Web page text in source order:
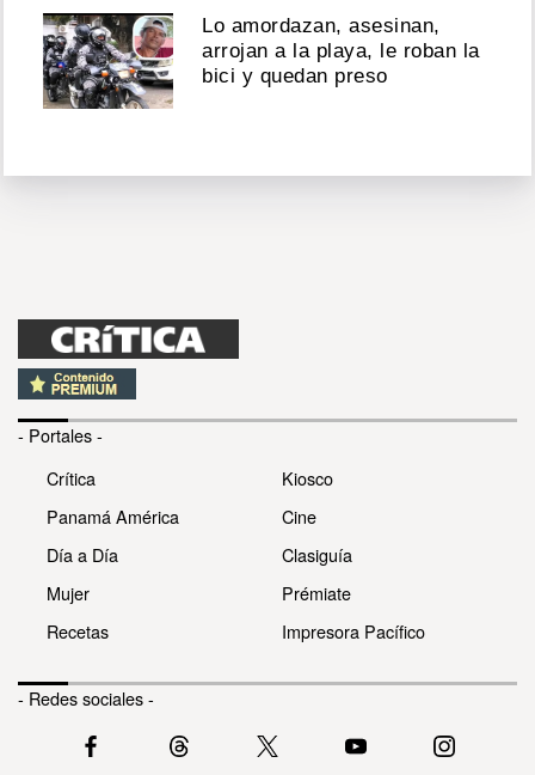
Lo amordazan, asesinan,
arrojan a la playa, le roban la
bici y quedan preso
- Portales -
Crítica
Panamá América
Día a Día
Mujer
Recetas
Kiosco
Cine
Clasiguía
Prémiate
Impresora Pacífico
- Redes sociales -